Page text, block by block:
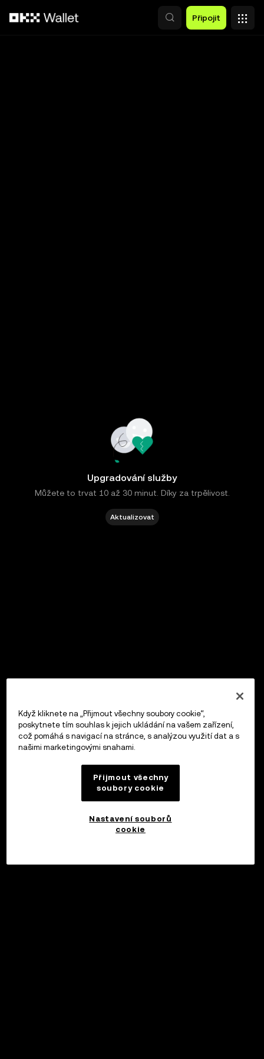
Připojit
Upgradování služby
Můžete to trvat 10 až 30 minut. Díky za trpělivost.
Aktualizovat
Když kliknete na „Přijmout všechny soubory cookie“,
poskytnete tím souhlas k jejich ukládání na vašem zařízení,
což pomáhá s navigací na stránce, s analýzou využití dat a s
našimi marketingovými snahami.
Přijmout všechny
soubory cookie
Nastavení souborů
cookie